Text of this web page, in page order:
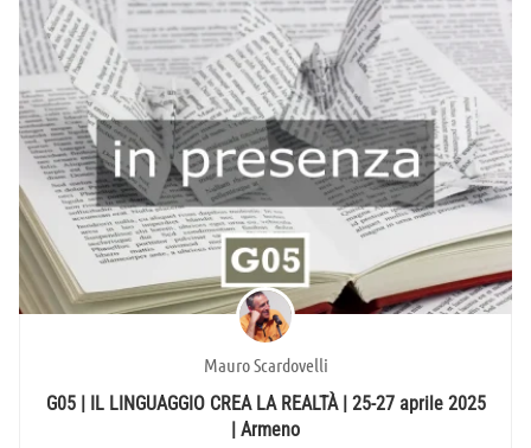
Mauro Scardovelli
G05 | IL LINGUAGGIO CREA LA REALTÀ | 25-27 aprile 2025
| Armeno